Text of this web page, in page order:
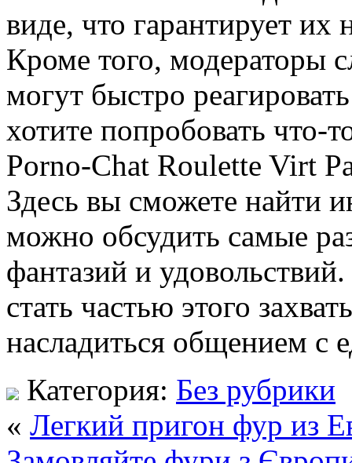
виде, что гарантирует их
Кроме того, модераторы
могут быстро
хотите попробовать что-
Porno-Chat Roulette Virt
Здесь вы сможете найти
можно обсудить самые
фантазий и
стать частью этого
насладиться общением
Категория: Без рубрики
« Легкий пригон фур из